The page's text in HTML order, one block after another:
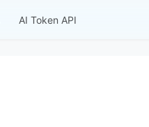
AI Token API